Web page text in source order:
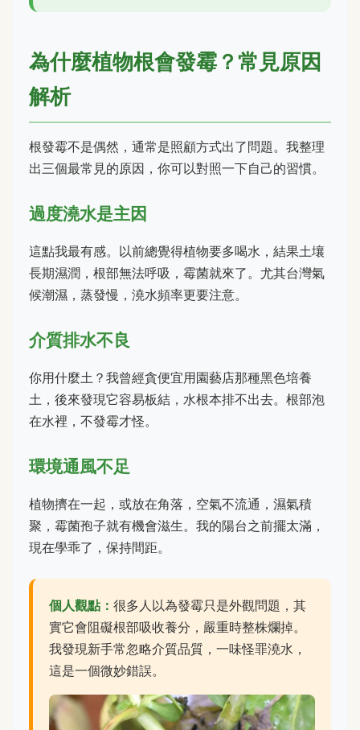
為什麼植物根會發霉？常見原因
解析
根發霉不是偶然，通常是照顧方式出了問題。我整理
出三個最常見的原因，你可以對照一下自己的習慣。
過度澆水是主因
這點我最有感。以前總覺得植物要多喝水，結果土壤
長期濕潤，根部無法呼吸，霉菌就來了。尤其台灣氣
候潮濕，蒸發慢，澆水頻率更要注意。
介質排水不良
你用什麼土？我曾經貪便宜用園藝店那種黑色培養
土，後來發現它容易板結，水根本排不出去。根部泡
在水裡，不發霉才怪。
環境通風不足
植物擠在一起，或放在角落，空氣不流通，濕氣積
聚，霉菌孢子就有機會滋生。我的陽台之前擺太滿，
現在學乖了，保持間距。
個人觀點： 很多人以為發霉只是外觀問題，其
實它會阻礙根部吸收養分，嚴重時整株爛掉。
我發現新手常忽略介質品質，一味怪罪澆水，
這是一個微妙錯誤。